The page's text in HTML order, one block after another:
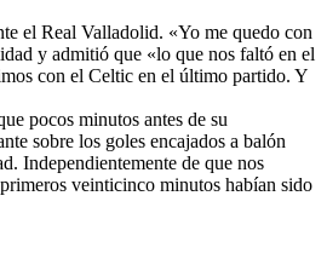
el Real Valladolid. «Yo me quedo con
y admitió que «lo que nos faltó en el
con el Celtic en el último partido. Y
pocos minutos antes de su
sobre los goles encajados a balón
Independientemente de que nos
veinticinco minutos habían sido